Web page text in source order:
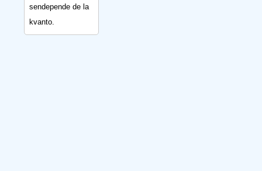
sendepende de la
kvanto.